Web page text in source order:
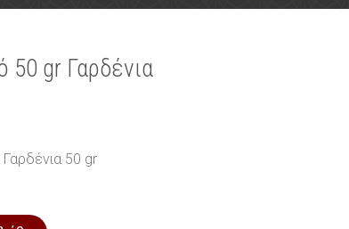
gr Γαρδένια
50 gr